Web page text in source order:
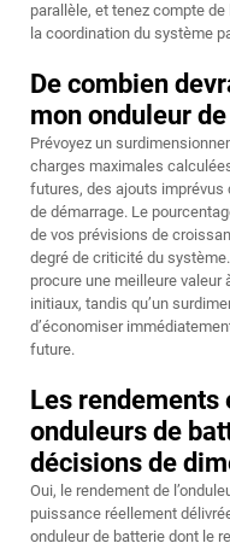
parallèle, et tenez compte
la coordination du système
De combien
mon onduleur
Prévoyez un
charges maximales
futures, des ajouts
de démarrage. Le
de vos prévisions de
degré de criticité du
procure une meilleure
initiaux, tandis qu’un
d’économiser
future.
Les rendements
onduleurs de
décisions de
Oui, le rendement de
puissance réellement
onduleur de batterie dont le